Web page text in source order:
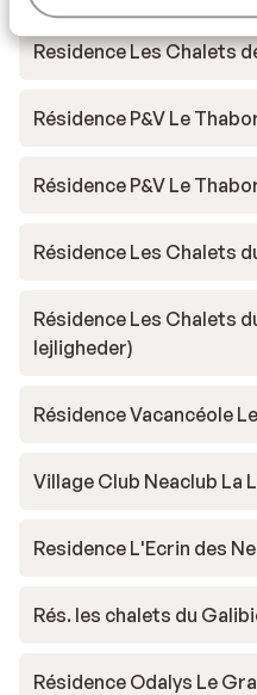
Residence Les Chalets
Résidence P&V Le
Résidence P&V Le
Résidence Les Chalets
Résidence Les Chalets
lejligheder)
Résidence Vacancéole
Village Club Neaclub La
Residence L'Ecrin des
Rés. les chalets du
Résidence Odalys Le